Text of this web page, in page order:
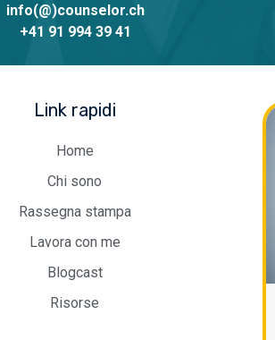
info(@)counselor.ch
+41 91 994 39 41
Link rapidi
Home
Chi sono
Rassegna stampa
Lavora con me
Blogcast
Risorse